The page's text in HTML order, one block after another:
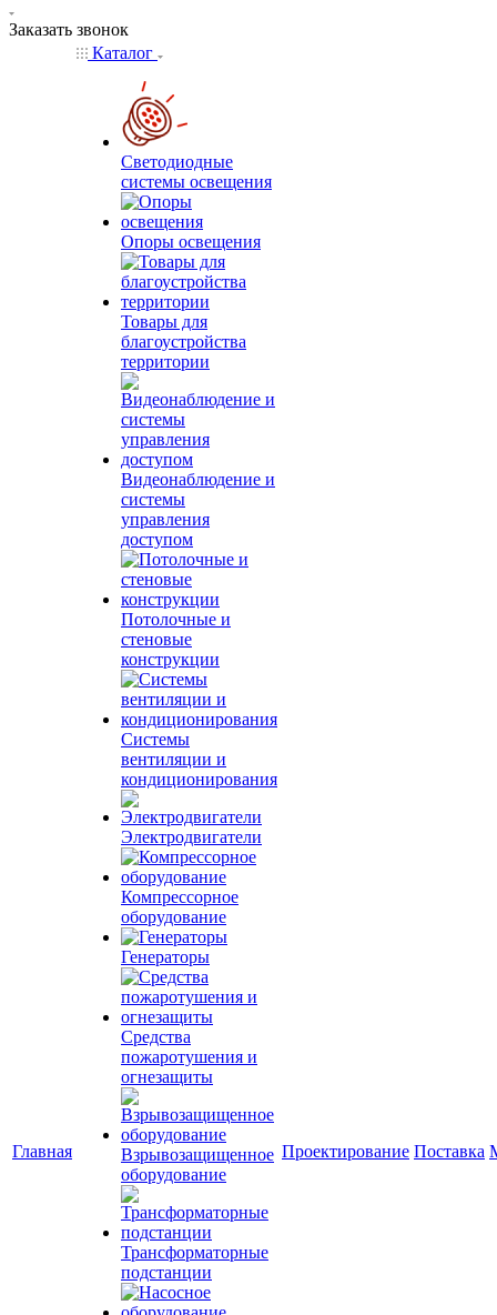
Заказать звонок
Главная
Каталог
Светодиодные
системы освещения
Опоры освещения
Товары для
благоустройства
территории
Видеонаблюдение и
системы
управления
доступом
Потолочные и
стеновые
конструкции
Системы
вентиляции и
кондиционирования
Электродвигатели
Компрессорное
оборудование
Генераторы
Средства
пожаротушения и
огнезащиты
Взрывозащищенное
оборудование
Трансформаторные
подстанции
Проектирование Поставка